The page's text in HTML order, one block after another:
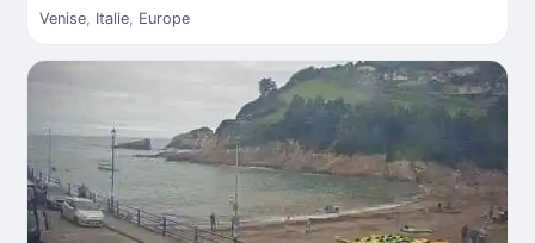
Venise, Italie, Europe